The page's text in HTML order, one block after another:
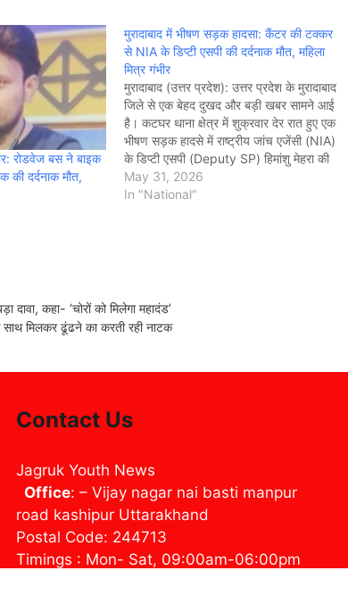
रोडवेज बस ने बाइक
की दर्दनाक मौत,
मुरादाबाद में भीषण सड़क हादसा: कैंटर की टक्कर
से NIA के डिप्टी एसपी की दर्दनाक मौत, महिला
मित्र गंभीर
मुरादाबाद (उत्तर प्रदेश): उत्तर प्रदेश के मुरादाबाद
जिले से एक बेहद दुखद और बड़ी खबर सामने आई
है। कटघर थाना क्षेत्र में शुक्रवार देर रात हुए एक
भीषण सड़क हादसे में राष्ट्रीय जांच एजेंसी (NIA)
के डिप्टी एसपी (Deputy SP) हिमांशु मेहरा की
दर्दनाक मौत हो गई। हादसे में उनकी…
May 31, 2026
In "National"
दावा, कहा- ‘चोरों को मिलेगा महादंड’
मिलकर ढूंढने का करती रही नाटक
Contact Us
Jagruk Youth News
Office: – Vijay nagar nai basti manpur
road kashipur Uttarakhand
Postal Code: 244713
Timings : Mon- Sat, 09:00am-06:00pm